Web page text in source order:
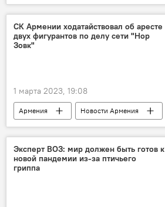
дипломат
уран
СК Армении ходатайствовал об аресте
двух фигурантов по делу сети "Нор
Зовк"
1 марта 2023, 19:08
Армения
Новости Армения
Общество
арест
сеть
"Нор Зовк"
Эксперт ВОЗ: мир должен быть готов к
новой пандемии из-за птичьего
гриппа